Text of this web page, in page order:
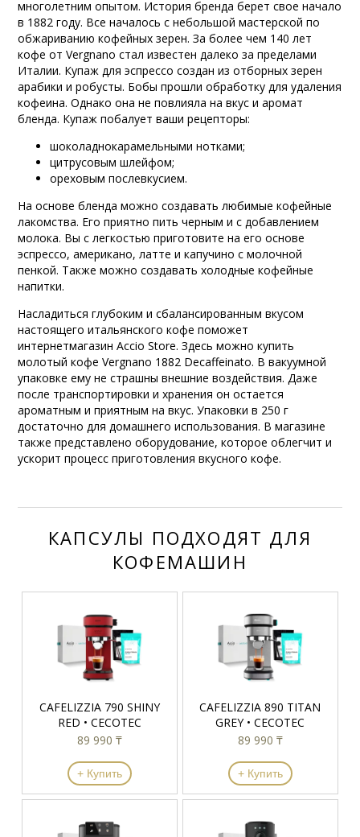
многолетним опытом. История бренда берет свое начало
в 1882 году. Все началось с небольшой мастерской по
обжариванию кофейных зерен. За более чем 140 лет
кофе от Vergnano стал известен далеко за пределами
Италии. Купаж для эспрессо создан из отборных зерен
арабики и робусты. Бобы прошли обработку для удаления
кофеина. Однако она не повлияла на вкус и аромат
бленда. Купаж побалует ваши рецепторы:
шоколаднокарамельными нотками;
цитрусовым шлейфом;
ореховым послевкусием.
На основе бленда можно создавать любимые кофейные
лакомства. Его приятно пить черным и с добавлением
молока. Вы с легкостью приготовите на его основе
эспрессо, американо, латте и капучино с молочной
пенкой. Также можно создавать холодные кофейные
напитки.
Насладиться глубоким и сбалансированным вкусом
настоящего итальянского кофе поможет
интернетмагазин Accio Store. Здесь можно купить
молотый кофе Vergnano 1882 Decaffeinato. В вакуумной
упаковке ему не страшны внешние воздействия. Даже
после транспортировки и хранения он остается
ароматным и приятным на вкус. Упаковки в 250 г
достаточно для домашнего использования. В магазине
также представлено оборудование, которое облегчит и
ускорит процесс приготовления вкусного кофе.
КАПСУЛЫ ПОДХОДЯТ ДЛЯ
КОФЕМАШИН
CAFELIZZIA 790 SHINY
RED • CECOTEC
89 990 ₸
+ Купить
CAFELIZZIA 890 TITAN
GREY • CECOTEC
89 990 ₸
+ Купить